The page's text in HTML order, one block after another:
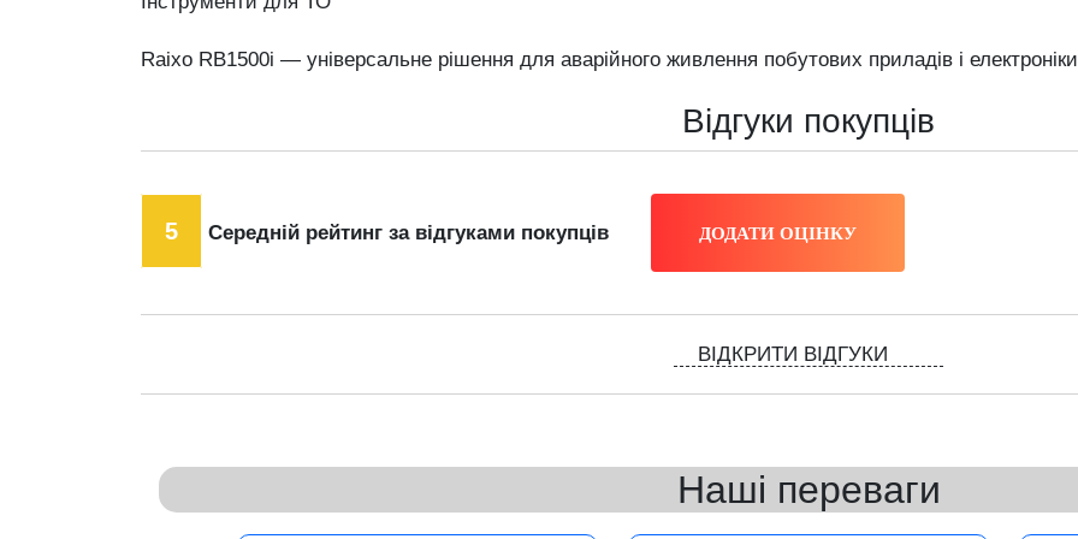
Raixo RB1500i — універсальне рішення для аварійного живлення побутових приладів і
Відгуки покупців
5 Середній рейтинг за відгуками покупців
ВІДКРИТИ ВІДГУКИ
Наші переваги